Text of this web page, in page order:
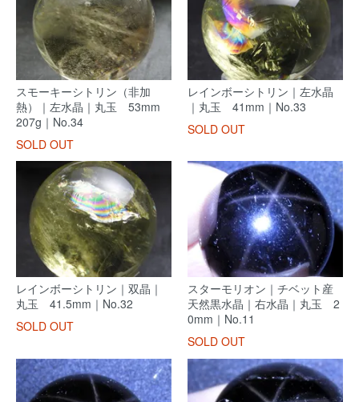
スモーキーシトリン（非加
熱）｜左水晶｜丸玉 53mm
207g｜No.34
SOLD OUT
レインボーシトリン｜左水晶
｜丸玉 41mm｜No.33
SOLD OUT
レインボーシトリン｜双晶｜
丸玉 41.5mm｜No.32
SOLD OUT
スターモリオン｜チベット産
天然黒水晶｜右水晶｜丸玉 2
0mm｜No.11
SOLD OUT